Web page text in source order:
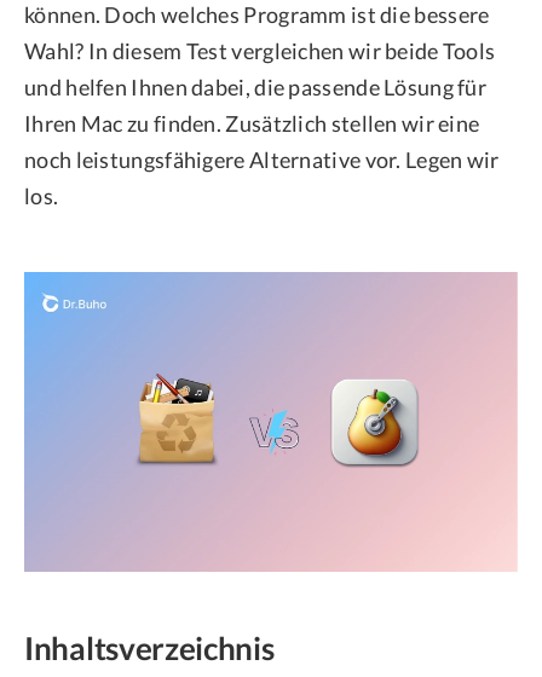
können. Doch welches Programm ist die bessere
Wahl? In diesem Test vergleichen wir beide Tools
und helfen Ihnen dabei, die passende Lösung für
Ihren Mac zu finden. Zusätzlich stellen wir eine
noch leistungsfähigere Alternative vor. Legen wir
los.
Inhaltsverzeichnis